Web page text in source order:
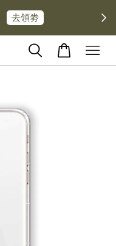
去領劵